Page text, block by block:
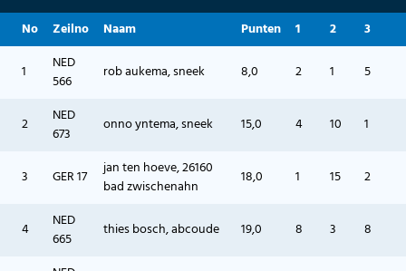
No Zeilno Naam Punten 1 2 3
1
NED
566
rob aukema, sneek 8,0 2 1 5
2
NED
673
onno yntema, sneek 15,0 4 10 1
3 GER 17
jan ten hoeve, 26160
bad zwischenahn
18,0 1 15 2
4
NED
665
thies bosch, abcoude 19,0 8 3 8